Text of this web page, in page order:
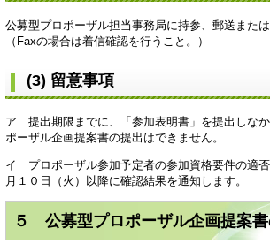
公募型プロポーザル担当事務局に持参、郵送また
（Faxの場合は着信確認を行うこと。）
(3) 留意事項
ア 提出期限までに、「参加表明書」を提出しな
ポーザル企画提案書の提出はできません。
イ プロポーザル参加予定者の参加資格要件の適
月１０日（火）以降に確認結果を通知します。
５ 公募型プロポーザル企画提案書